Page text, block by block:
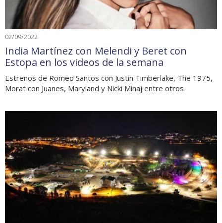
02/09/2022
India Martínez con Melendi y Beret con
Estopa en los videos de la semana
Estrenos de Romeo Santos con Justin Timberlake, The 1975,
Morat con Juanes, Maryland y Nicki Minaj entre otros